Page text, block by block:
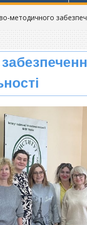
методичного